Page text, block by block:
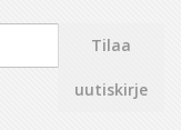
Tilaa
uutiskirje